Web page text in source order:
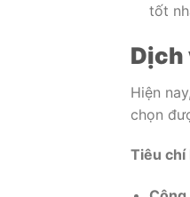
tốt
Dịch
Hiện
chọn
Tiêu chí